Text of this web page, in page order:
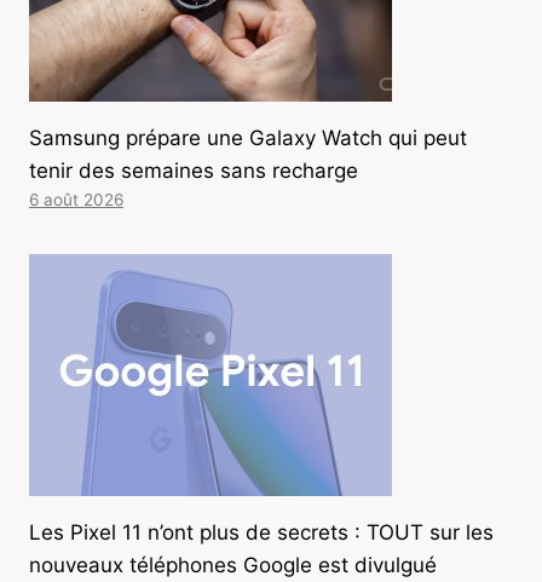
Samsung prépare une Galaxy Watch qui peut
tenir des semaines sans recharge
6 août 2026
Les Pixel 11 n’ont plus de secrets : TOUT sur les
nouveaux téléphones Google est divulgué